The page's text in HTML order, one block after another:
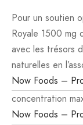
Pour un soutien
Royale 1500 mg
avec les trésors
naturelles en
Now Foods –
concentration
Now Foods –